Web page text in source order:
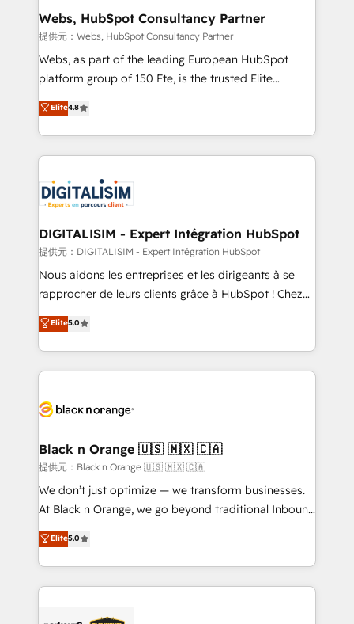
and build using HubSpot 🔌 Integrating HubSpot
with other systems 🎓 Training your teams to be
HubSpot pros 📊 Lead generation services using
HubSpot Why us? - SIX HubSpot Accreditations -
CRM, Solutions Architecture, Onboarding , Data
Migration, Custom Integration & Platform
team of 25+ experts Contact us today to help you
get more from your investment in HubSpot.
Webs, HubSpot Consultancy Partner
提供元：Webs, HubSpot Consultancy Partner
Webs, as part of the leading European HubSpot
platform group of 150 Fte, is the trusted Elite
HubSpot CRM Partner offering you a roadmap on
maximizing EBITDA and achieving Commercial
Excellence. With our targeted processes, we
strengthen your digital transformation and minimize
Implementation partner, we provide expertise to
drive your business forward. Since 2015 we are fully
dedicated to HubSpot and with an experienced
team (50+), we work with reputable companies in
B2B sectors such as manufacturing, SaaS and
business services. We prepare a customized
impact of your digital transformation, including a
detailed financial rationale with a focus on ROI and
embark on a transformational journey that sets your
business up for long-term success. Unlock your
business. If not now, when?
Elite4.8
DIGITALISIM - Expert Intégration HubSpot
提供元：DIGITALISIM - Expert Intégration HubSpot
Nous aidons les entreprises et les dirigeants à se
rapprocher de leurs clients grâce à HubSpot ! Chez
DIGITALISIM, nous avons l'intime conviction que la
réussite des entreprises passe par l’innovation web,
le marketing digital, et la relation client ! C'est
pourquoi, nos experts sont à la fois capables de
référencement, votre stratégie digitale et le pilotage
projet HubSpot avec DIGITALISIM : 🧽 Nettoyage,
migration et intégration des bases de données. 🚀
Développement des interfaces avec vos logiciels
métiers ⚙️ Configuration de la plateforme HubSpot
Book Process & Guidelines utilisateurs 🎓
Formations des utilisateurs
Elite5.0
Black n Orange 🇺🇸 🇲🇽 🇨🇦
提供元：Black n Orange 🇺🇸 🇲🇽 🇨🇦
We don’t just optimize — we transform businesses.
At Black n Orange, we go beyond traditional Inbound
Marketing with our exclusive methodologies:
BOOMS and BOOST. Together, they form a powerful
combination that has driven success for over 800
businesses worldwide. As Elite HubSpot Partners, we
Elite5.0